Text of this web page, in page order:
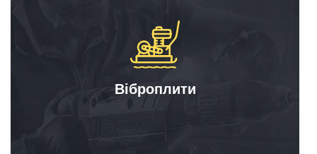
Віброплити